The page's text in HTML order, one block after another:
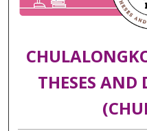
THESES AND